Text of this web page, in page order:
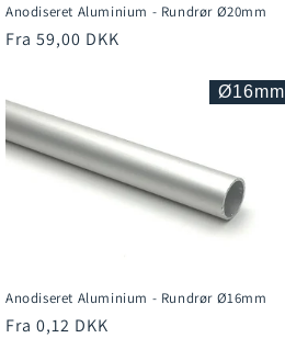
o
n
:
Anodiseret Aluminium - Rundrør Ø20mm
Normalpris
Fra 59,00 DKK
Anodiseret Aluminium - Rundrør Ø16mm
Normalpris
Fra 0,12 DKK
Ø16mm